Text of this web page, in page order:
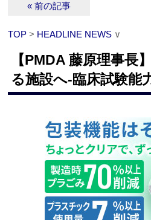
« 前の記事
TOP > HEADLINE NEWS ∨
【PMDA 藤原理事長
る施設へ‐臨床試験能